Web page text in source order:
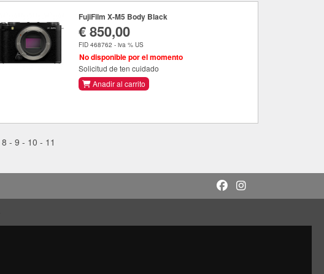
FujiFilm X-M5 Body Black
€ 850,00
FID 468762 - iva % US
No disponible por el momento
Solicitud de ten cuidado
Anadir al carrito
8 - 9 - 10 - 11